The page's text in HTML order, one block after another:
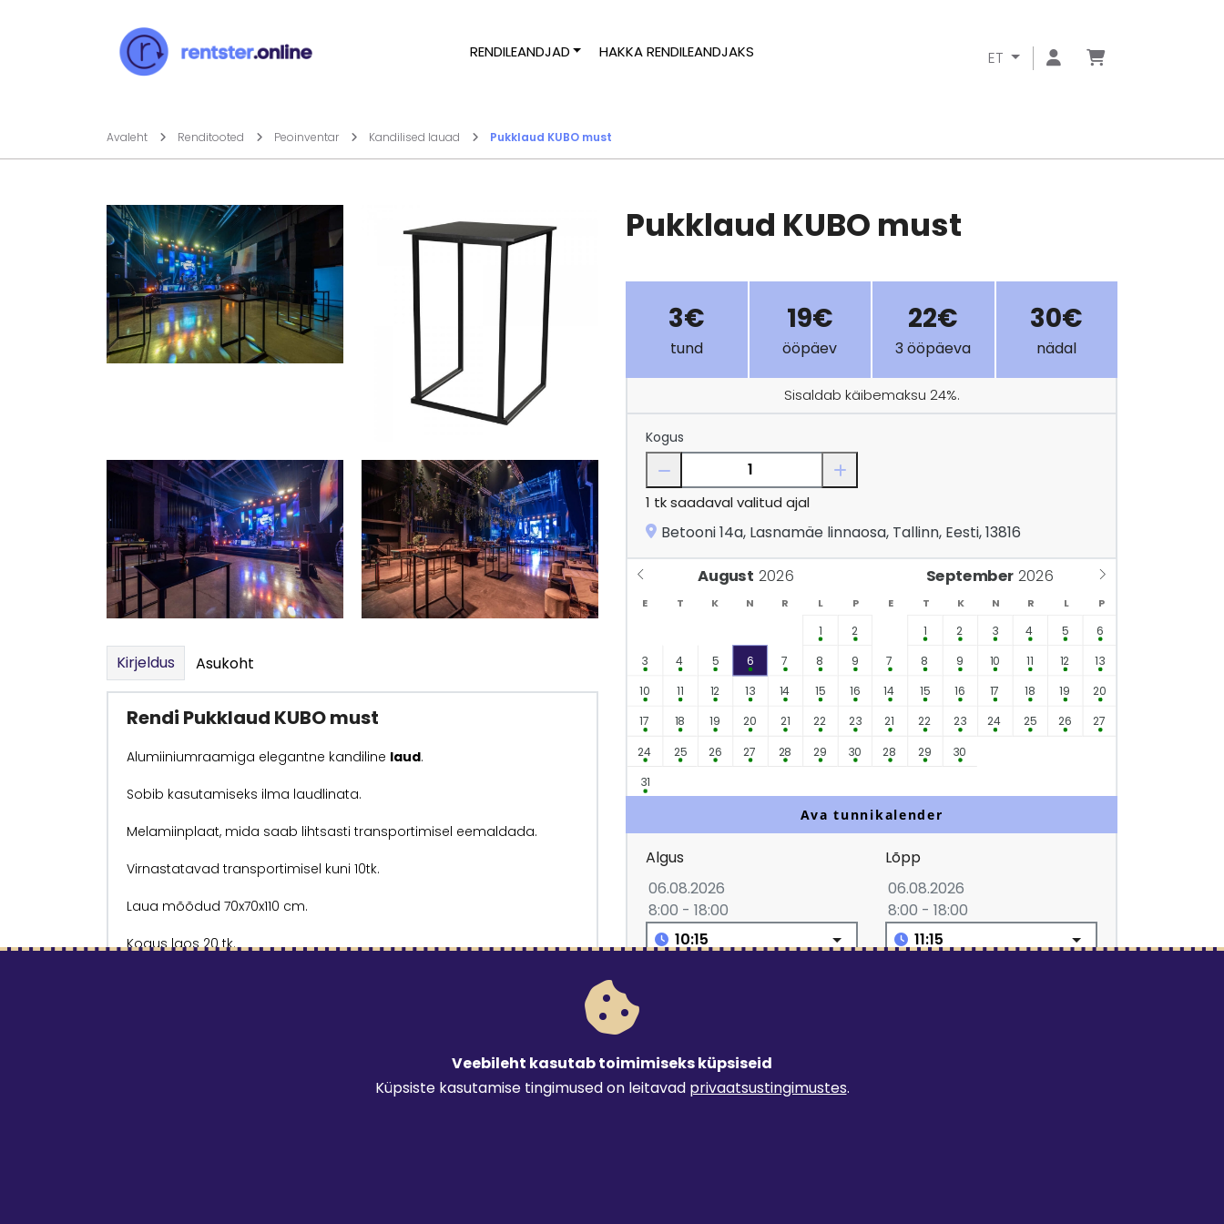
RENDILEANDJAD HAKKA RENDILEANDJAKS ET
Avaleht Renditooted Peoinventar Kandilised lauad Pukklaud KUBO must
Kirjeldus Asukoht
Rendi Pukklaud KUBO must
Alumiiniumraamiga elegantne kandiline laud.
Sobib kasutamiseks ilma laudlinata.
Melamiinplaat, mida saab lihtsasti transportimisel eemaldada.
Virnastatavad transportimisel kuni 10tk.
Laua mõõdud 70x70x110 cm.
Kogus laos 20 tk.
Pukklaud KUBO must
3€
tund
19€
ööpäev
22€
3 ööpäeva
30€
nädal
Sisaldab käibemaksu 24%.
Kogus
1 tk saadaval valitud ajal
Betooni 14a, Lasnamäe linnaosa, Tallinn, Eesti, 13816
August September
E T K N R L P E T K N R L P
1
2
3
4 5 6 7 8
9
10
11 12 13 14 15
16
17
18 19 20 21 22 23
24 25 26 27 28 29 30
31
1 2 3 4 5
6
7
8 9 10 11 12
13
14
15 16 17 18 19
20
21
22 23 24 25 26 27
28 29 30
Ava tunnikalender
Algus
06.08.2026
8:00 - 18:00
Lõpp
06.08.2026
8:00 - 18:00
Järgnevad tarneviisid on tellimuse esitamisel valitavad:
Veebileht kasutab toimimiseks küpsiseid
Küpsiste kasutamise tingimused on leitavad privaatsustingimustes.